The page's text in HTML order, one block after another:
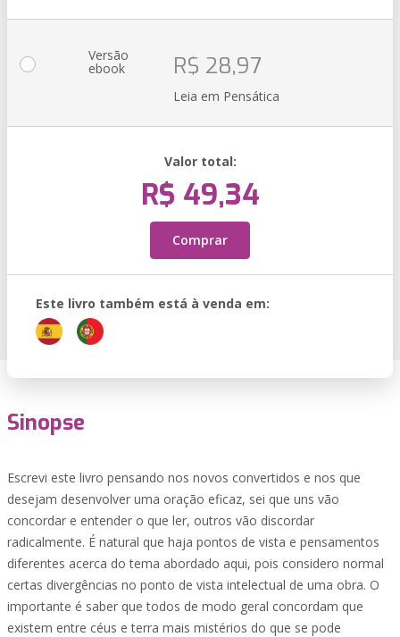
Versão
ebook R$ 28,97
Leia em Pensática
Valor total:
R$ 49,34
Comprar
Este livro também está à venda em:
Sinopse
Escrevi este livro pensando nos novos convertidos e nos que
desejam desenvolver uma oração eficaz, sei que uns vão
concordar e entender o que ler, outros vão discordar
radicalmente. É natural que haja pontos de vista e pensamentos
diferentes acerca do tema abordado aqui, pois considero normal
certas divergências no ponto de vista intelectual de uma obra. O
importante é saber que todos de modo geral concordam que
existem entre céus e terra mais mistérios do que se pode